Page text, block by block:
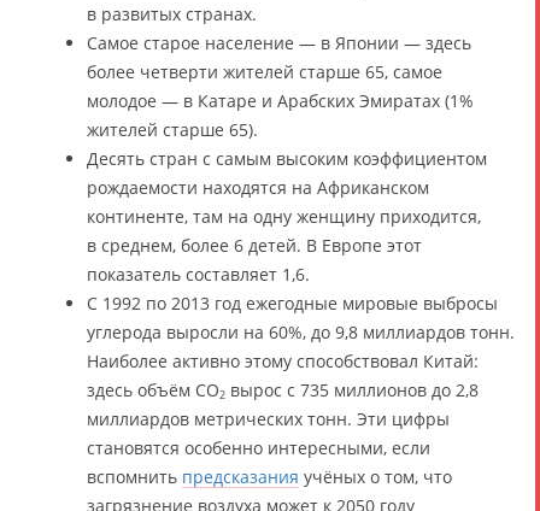
в развитых странах.
Самое старое население — в Японии — здесь
более четверти жителей старше 65, самое
молодое — в Катаре и Арабских Эмиратах (1%
жителей старше 65).
Десять стран с самым высоким коэффициентом
рождаемости находятся на Африканском
континенте, там на одну женщину приходится,
в среднем, более 6 детей. В Европе этот
показатель составляет 1,6.
С 1992 по 2013 год ежегодные мировые выбросы
углерода выросли на 60%, до 9,8 миллиардов тонн.
Наиболее активно этому способствовал Китай:
здесь объём CO2 вырос с 735 миллионов до 2,8
миллиардов метрических тонн. Эти цифры
становятся особенно интересными, если
вспомнить предсказания учёных о том, что
загрязнение воздуха может к 2050 году